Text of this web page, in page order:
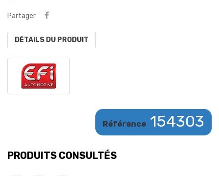
Partager
DÉTAILS DU PRODUIT
Référence 154303
PRODUITS CONSULTÉS